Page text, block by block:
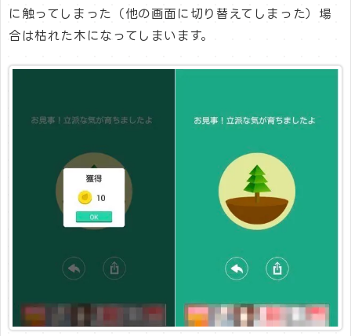
に触ってしまった（他の画面に切り替えてしまった）場
合は枯れた木になってしまいます。